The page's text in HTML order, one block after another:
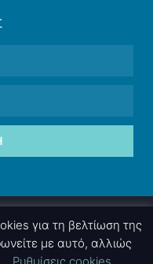
για τη βελτίωση της
με αυτό, αλλιώς